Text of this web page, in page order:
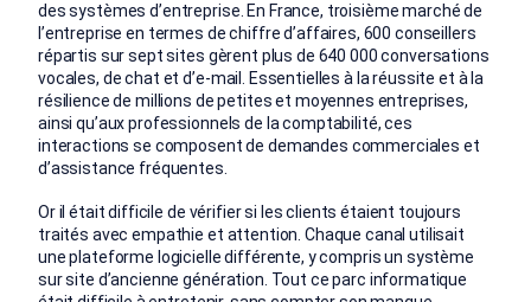
des systèmes d’entreprise. En France, troisième marché de
l’entreprise en termes de chiffre d’affaires, 600 conseillers
répartis sur sept sites gèrent plus de 640 000 conversations
vocales, de chat et d’e-mail. Essentielles à la réussite et à la
résilience de millions de petites et moyennes entreprises,
ainsi qu’aux professionnels de la comptabilité, ces
interactions se composent de demandes commerciales et
d’assistance fréquentes.
Or il était difficile de vérifier si les clients étaient toujours
traités avec empathie et attention. Chaque canal utilisait
une plateforme logicielle différente, y compris un système
sur site d’ancienne génération. Tout ce parc informatique